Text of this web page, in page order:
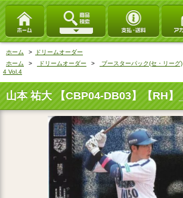
ホーム >
ドリームオーダー
ホーム
> ドリームオーダー > ブースターパック(セ・リーグ)
4 Vol.4
山本 祐大 【CBP04-DB03】【RH】_